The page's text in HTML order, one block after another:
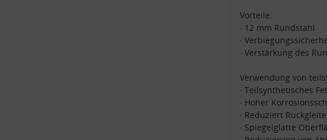
Vorteile:
∙ 12 mm Rundstahl
∙
∙ Verstärkung des
Verwendung von
∙ Teilsynthetisches
∙ Hoher
∙ Reduziert
∙ Spiegelglatte